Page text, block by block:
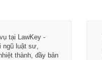
tại LawKey -
ngũ luật sư,
thành, đầy bản